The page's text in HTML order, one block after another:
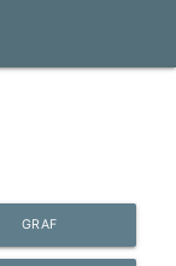
GRAF